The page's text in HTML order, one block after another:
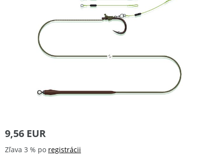
9,56 EUR
Zľava 3 % po registrácii